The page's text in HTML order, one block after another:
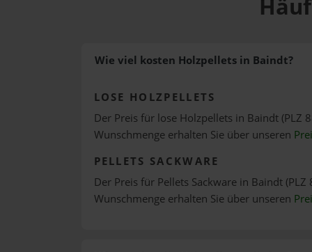
Wie viel kosten Holzpellets in Baindt?
LOSE HOLZPELLETS
Der Preis für lose Holzpellets in Baindt (PLZ
Wunschmenge erhalten Sie über unseren
PELLETS SACKWARE
Der Preis für Pellets Sackware in Baindt
Wunschmenge erhalten Sie über unseren